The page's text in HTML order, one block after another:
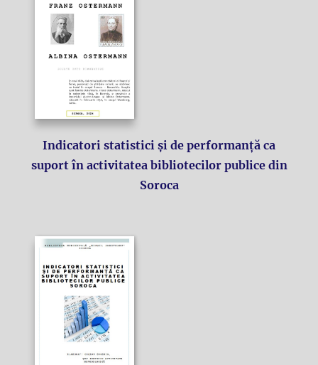
Indicatori statistici și de performanță ca
suport în activitatea bibliotecilor publice din
Soroca